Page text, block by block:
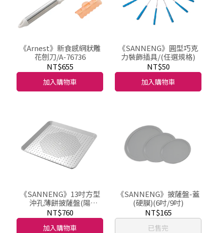
《Arnest》新食感網狀雕
花刨刀/A-76736
NT$655
加入購物車
《SANNENG》圓型巧克
力裝飾插具/(任選規格)
NT$50
加入購物車
《SANNENG》13吋方型
沖孔薄餅披薩盤(陽
極)/SN5733
NT$760
加入購物車
《SANNENG》披薩盤-蓋
(硬膜)(6吋/9吋)
NT$165
已售完